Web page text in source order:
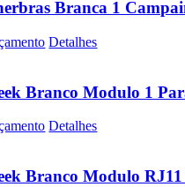
Branca 1
Detalhes
Branco Modulo 1
Detalhes
Branco Modulo RJ11